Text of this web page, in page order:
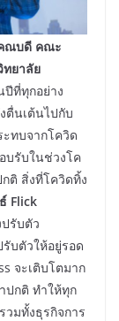
บดี คณะ
ยาลัย
ปีที่ทุกอย่าง
ตื่นเต้นไปกับ
ทบจากโควิด
บรับในช่วงโค
ติ สิ่งที่โควิดทิ้ง
Flick
รับตัว
บตัวให้อยู่รอด
จะเติบโตมาก
ปกติ ทำให้ทุก
วมทั้งธุรกิจการ